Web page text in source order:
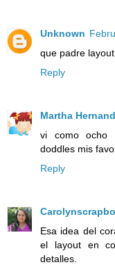
Unknown
que padre
Reply
Martha
vi como ocho
doddles mis
Reply
Esa idea del
el layout en
detalles.